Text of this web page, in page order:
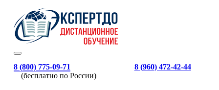
8 (800) 775-09-71
(бесплатно по России)
8 (960) 472-42-44